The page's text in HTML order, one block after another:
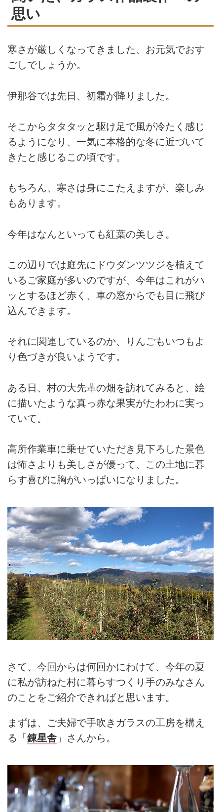
思い
寒さが厳しくなってきました、お元気でおす
ごしでしょうか。
伊那谷では先日、初霜が降りました。
そこからタタタッと駆け足で風が冷たく感じ
るようになり、一気に本格的な冬に近づいて
きたと感じるこの頃です。
もちろん、寒さは身にこたえますが、楽しみ
もあります。
今年はなんといっても紅葉の美しさ。
この辺りでは庭先にドウダンツツジを植えて
いるご家庭が多いのですが、今年はこれがハ
ッとするほど赤く、車の窓からでも目に飛び
込んできます。
それに関連しているのか、りんごもいつもよ
り色づきが良いようです。
ある日、村の大先輩の畑を訪れてみると、絵
に描いたような真っ赤な果実がたわわに実っ
ていて。
高所作業車に乗せていただき見下ろした景色
は怖さよりも美しさが優って、この土地に暮
らす喜びに胸がいっぱいになりました。
さて、今回からは何回かにわけて、今年の夏
に私が訪ねた村に暮らすつくり手のみなさん
のことをご紹介できればと思います。
まずは、 ご夫婦で手吹きガラスの工房を構え
る「 錬星舎 」さんから 。